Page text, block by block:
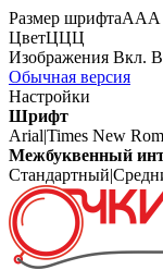
Размер шрифтаААА
ЦветЦЦЦ
Изображения Вкл.
Обычная версия
Настройки
Шрифт
Arial|Times New
Межбуквенный
Стандартный|